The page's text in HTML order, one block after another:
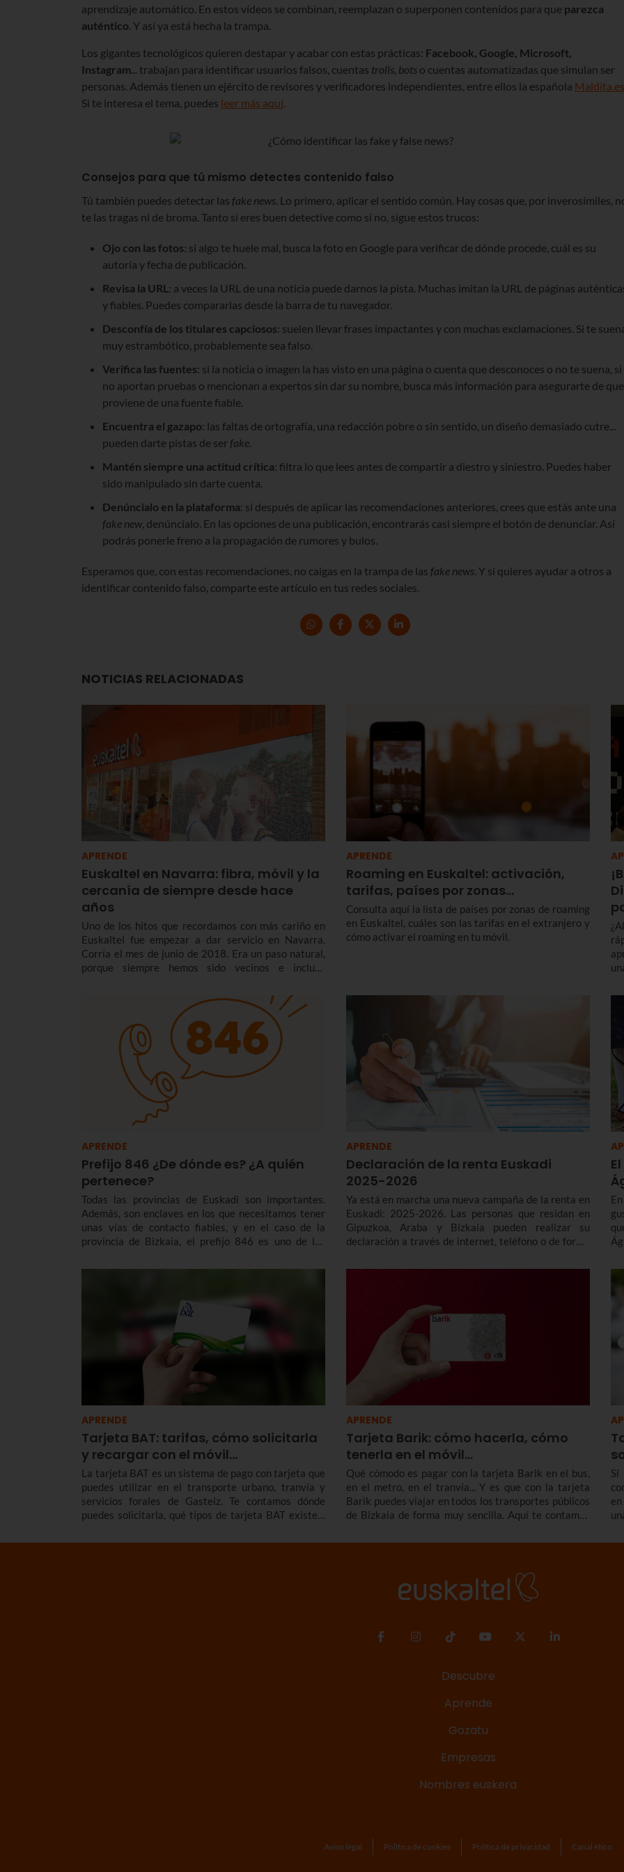
aprendizaje automático. En estos vídeos se combinan, reemplazan o superponen contenidos para que parezca
auténtico . Y así ya está hecha la trampa.
Los gigantes tecnológicos quieren destapar y acabar con estas prácticas: Facebook, Google, Microsoft,
Instagram ... trabajan para identificar usuarios falsos, cuentas trolls bots o cuentas automatizadas que simulan ser
personas. Además tienen un ejército de revisores y verificadores independientes, entre ellos la española Maldita.es
Si te interesa el tema, puedes leer más aquí
Consejos para que tú mismo detectes contenido falso
Tú también puedes detectar las fake news . Lo primero, aplicar el sentido común. Hay cosas que, por inverosímiles,
te las tragas ni de broma. Tanto si eres buen detective como si no, sigue estos trucos:
Ojo con las fotos: si algo te huele mal, busca la foto en Google para verificar de dónde procede, cuál es su
autoría y fecha de publicación.
Revisa la URL : a veces la URL de una noticia puede darnos la pista. Muchas imitan la URL de páginas
y fiables. Puedes compararlas desde la barra de tu navegador.
Desconfía de los titulares capciosos: suelen llevar frases impactantes y con muchas exclamaciones. Si te
muy estrambótico, probablemente sea falso.
Verifica las fuentes: si la noticia o imagen la has visto en una página o cuenta que desconoces o no te suena, si
no aportan pruebas o mencionan a expertos sin dar su nombre, busca más información para asegurarte de que
proviene de una fuente fiable.
Encuentra el gazapo: las faltas de ortografía, una redacción pobre o sin sentido, un diseño demasiado cutre...
pueden darte pistas de ser fake
Mantén siempre una actitud crítica: filtra lo que lees antes de compartir a diestro y siniestro. Puedes haber
sido manipulado sin darte cuenta.
Denúncialo en la plataforma: si después de aplicar las recomendaciones anteriores, crees que estás ante una
fake new , denúncialo. En las opciones de una publicación, encontrarás casi siempre el botón de denunciar. Así
podrás ponerle freno a la propagación de rumores y bulos.
Esperamos que, con estas recomendaciones, no caigas en la trampa de las fake news . Y si quieres ayudar a otros a
identificar contenido falso, comparte este artículo en tus redes sociales.
NOTICIAS RELACIONADAS
APRENDE
Euskaltel en Navarra: fibra, móvil y la
cercanía de siempre desde hace
años
Uno de los hitos que recordamos con más cariño en
Euskaltel fue empezar a dar servicio en Navarra.
Corría el mes de junio de 2018. Era un paso natural,
porque siempre hemos sido vecinos e incluso
APRENDE
Roaming en Euskaltel: activación,
tarifas, países por zonas…
Consulta aquí la lista de países por zonas de roaming
en Euskaltel, cuáles son las tarifas en el extranjero y
cómo activar el roaming en tu móvil.
APRENDE
Prefijo 846 ¿De dónde es? ¿A quién
pertenece?
Todas las provincias de Euskadi son importantes.
Además, son enclaves en los que necesitamos tener
unas vías de contacto fiables, y en el caso de la
provincia de Bizkaia, el prefijo 846 es uno de los
particulares y a las empresas que se encuentran aquí.
APRENDE
Declaración de la renta Euskadi
2025-2026
Ya está en marcha una nueva campaña de la renta en
Euskadi: 2025-2026. Las personas que residan en
Gipuzkoa, Araba y Bizkaia pueden realizar su
declaración a través de internet, teléfono o de forma
modalidades y principales deducciones.
APRENDE
Tarjeta BAT: tarifas, cómo solicitarla
y recargar con el móvil…
La tarjeta BAT es un sistema de pago con tarjeta que
puedes utilizar en el transporte urbano, tranvía y
servicios forales de Gasteiz. Te contamos dónde
puedes solicitarla, qué tipos de tarjeta BAT existen,
teléfono móvil.
APRENDE
Tarjeta Barik: cómo hacerla, cómo
tenerla en el móvil...
Qué cómodo es pagar con la tarjeta Barik en el bus,
en el metro, en el tranvía... Y es que con la tarjeta
Barik puedes viajar en todos los transportes públicos
de Bizkaia de forma muy sencilla. Aquí te contamos
hay, cómo tener la tarjeta Barik en el móvil, opciones
Descubre
Aprende
Gozatu
Empresas
Nombres euskera
Aviso legal Política de cookies Política de privacidad Canal ético